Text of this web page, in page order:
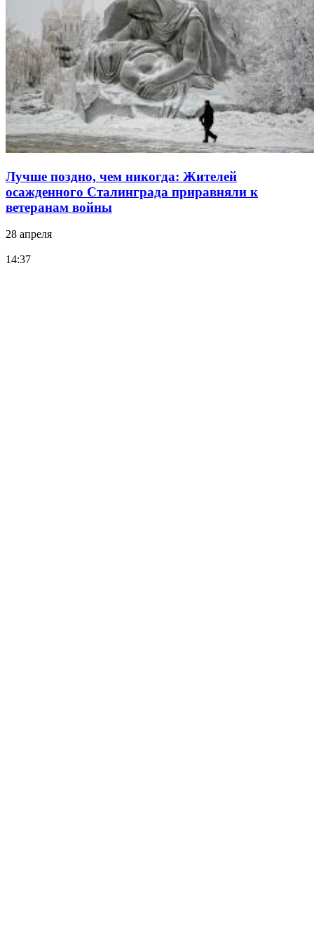
Лучше поздно, чем никогда: Жителей
осажденного Сталинграда приравняли к
ветеранам войны
28 апреля
14:37